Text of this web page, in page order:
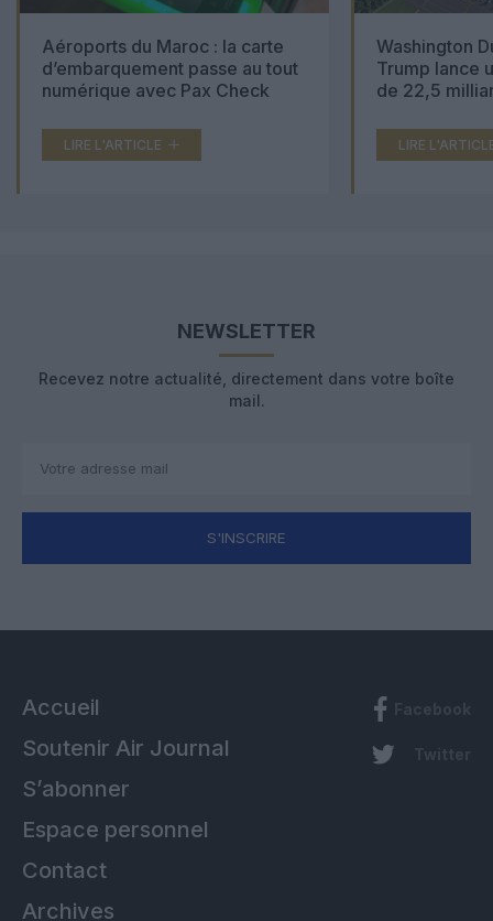
Aéroports du Maroc : la carte
d’embarquement passe au tout
numérique avec Pax Check
LIRE L'ARTICLE
Washington
Trump lance
de 22,5
LIRE
NEWSLETTER
Recevez notre actualité, directement dans votre boîte
mail.
S'INSCRIRE
Accueil
Soutenir Air Journal
S’abonner
Espace personnel
Contact
Archives